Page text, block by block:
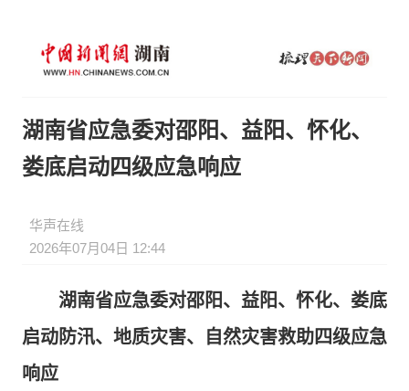
湖南省应急委对邵阳、益阳、怀化、
娄底启动四级应急响应
华声在线
2026年07月04日 12:44
湖南省应急委对邵阳、益阳、怀化、娄底
启动防汛、地质灾害、自然灾害救助四级应急
响应